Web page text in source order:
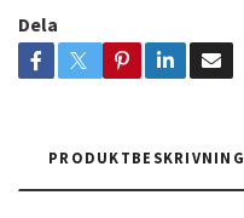
Dela
PRODUKTBESKRIVNING